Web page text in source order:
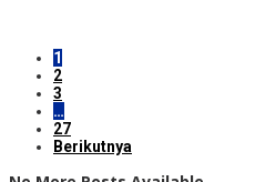
1
2
3
…
27
Berikutnya